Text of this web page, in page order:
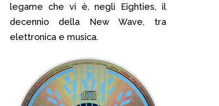
legame che vi è, negli Eighties, il
decennio della New Wave, tra
elettronica e musica.